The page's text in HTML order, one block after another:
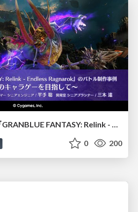
【CEDEC2026】『GRANBLUE FANTASY: Relink - Endless Ragnarok』のバトル制作事例 ～最高のキャラゲーを目指して～
0 200